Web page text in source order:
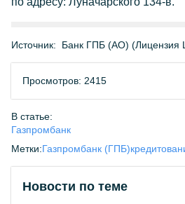
Источник: Банк ГПБ (АО)
Просмотров: 2415
В статье:
Газпромбанк
Метки:Газпромбанк (ГПБ)
Новости по теме